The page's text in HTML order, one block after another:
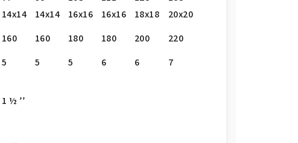
14x14 14x14 16x16 16x16 18x18
20x20
160 160 180 180 200
220
5 5 5 6 6 7
1 ½ ’’